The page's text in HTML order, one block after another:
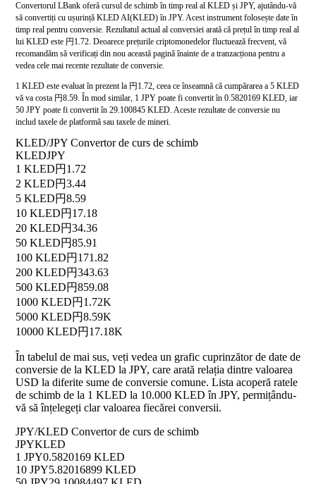
Convertorul LBank oferă cursul de schimb în timp real al KLED și JPY, ajutându-vă
să convertiți cu ușurință KLED AI(KLED) în JPY. Acest instrument folosește date în
timp real pentru conversie. Rezultatul actual al conversiei arată că prețul în timp real al
lui KLED este 円1.72. Deoarece prețurile criptomonedelor fluctuează frecvent, vă
recomandăm să verificați din nou această pagină înainte de a tranzacționa pentru a
vedea cele mai recente rezultate de conversie.
1 KLED este evaluat în prezent la 円1.72, ceea ce înseamnă că cumpărarea a 5 KLED
vă va costa 円8.59. În mod similar, 1 JPY poate fi convertit în 0.5820169 KLED, iar
50 JPY poate fi convertit în 29.100845 KLED. Aceste rezultate de conversie nu
includ taxele de platformă sau taxele de mineri.
KLED/JPY Convertor de curs de schimb
KLEDJPY
1 KLED円1.72
2 KLED円3.44
5 KLED円8.59
10 KLED円17.18
20 KLED円34.36
50 KLED円85.91
100 KLED円171.82
200 KLED円343.63
500 KLED円859.08
1000 KLED円1.72K
5000 KLED円8.59K
10000 KLED円17.18K
În tabelul de mai sus, veți vedea un grafic cuprinzător de date de
conversie de la KLED la JPY, care arată relația dintre valoarea
USD la diferite sume de conversie comune. Lista acoperă ratele
de schimb de la 1 KLED la 10.000 KLED în JPY, permițându-
vă să înțelegeți clar valoarea fiecărei conversii.
JPY/KLED Convertor de curs de schimb
JPYKLED
1 JPY0.5820169 KLED
10 JPY5.82016899 KLED